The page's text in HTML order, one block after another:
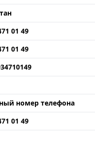
01 49
01 49
номер телефона
01 49